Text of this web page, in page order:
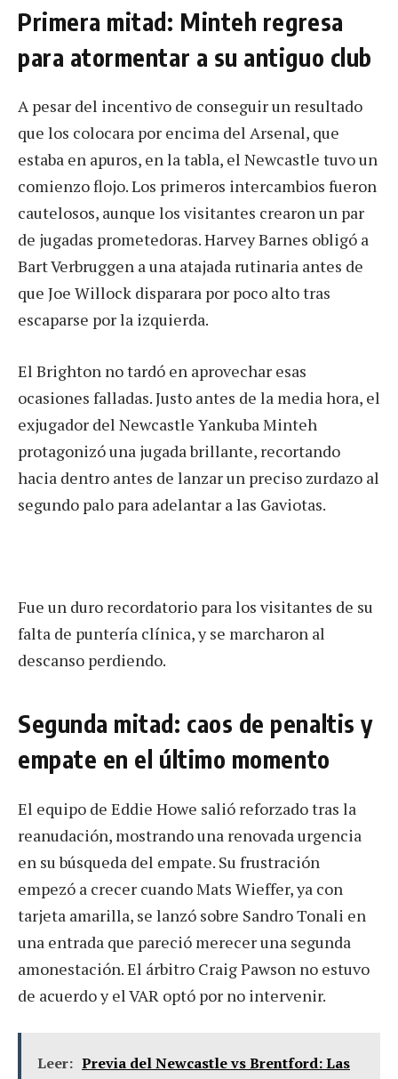
Primera mitad: Minteh regresa
para atormentar a su antiguo club
A pesar del incentivo de conseguir un resultado
que los colocara por encima del Arsenal, que
estaba en apuros, en la tabla, el Newcastle tuvo un
comienzo flojo. Los primeros intercambios fueron
cautelosos, aunque los visitantes crearon un par
de jugadas prometedoras. Harvey Barnes obligó a
Bart Verbruggen a una atajada rutinaria antes de
que Joe Willock disparara por poco alto tras
escaparse por la izquierda.
El Brighton no tardó en aprovechar esas
ocasiones falladas. Justo antes de la media hora, el
exjugador del Newcastle Yankuba Minteh
protagonizó una jugada brillante, recortando
hacia dentro antes de lanzar un preciso zurdazo al
segundo palo para adelantar a las Gaviotas.
Fue un duro recordatorio para los visitantes de su
falta de puntería clínica, y se marcharon al
descanso perdiendo.
Segunda mitad: caos de penaltis y
empate en el último momento
El equipo de Eddie Howe salió reforzado tras la
reanudación, mostrando una renovada urgencia
en su búsqueda del empate. Su frustración
empezó a crecer cuando Mats Wieffer, ya con
tarjeta amarilla, se lanzó sobre Sandro Tonali en
una entrada que pareció merecer una segunda
amonestación. El árbitro Craig Pawson no estuvo
de acuerdo y el VAR optó por no intervenir.
Leer: Previa del Newcastle vs Brentford: Las